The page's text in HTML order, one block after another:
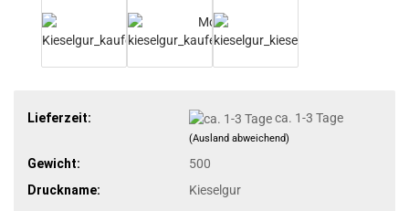
Lieferzeit: ca. 1-3 Tage
(Ausland abweichend)
Gewicht:
500
Druckname:
Kieselgur